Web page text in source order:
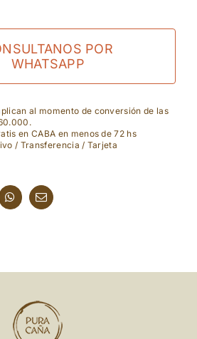
POR
WHATSAPP
al momento de conversión de las
en CABA en menos de 72 hs
/ Transferencia / Tarjeta